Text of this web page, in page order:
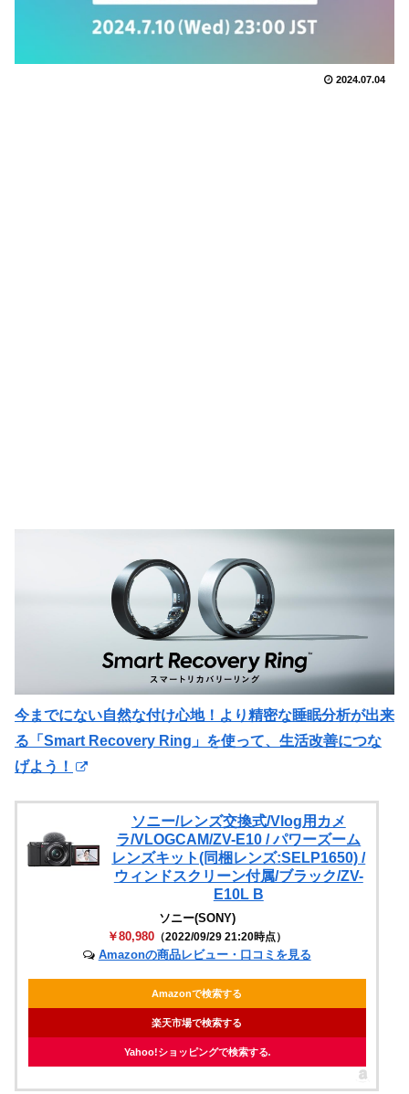
2024.07.04
今までにない自然な付け心地！より精密な睡眠分析が出来
る「Smart Recovery Ring」を使って、生活改善につな
げよう！
ソニー/レンズ交換式/Vlog用カメ
ラ/VLOGCAM/ZV-E10 / パワーズーム
レンズキット(同梱レンズ:SELP1650) /
ウィンドスクリーン付属/ブラック/ZV-
E10L B
ソニー(SONY)
￥80,980 （2022/09/29 21:20時点）
Amazonの商品レビュー・口コミを見る
Amazonで検索する
楽天市場で検索する
Yahoo!ショッピングで検索する